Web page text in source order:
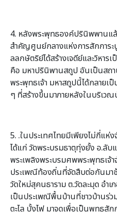
4. หลังพระพุทธองค์ปรินิพพานแล้
สำคัญศูนย์กลางแห่งการสักการ
ลลกษัตริย์ได้สร้างเจดีย์และวิหา
คือ มหาปรินิพานสถูป อันเป็นสถ
พระพุทธเจ้า มหาสถูปนี้ได้กลาย
ๆ ที่สร้างขึ้นมาภายหลังในบริเว
5. .ในประเทศไทยมีเพียงไม่กี่แห่
ได้แก่ วัดพระบรมธาตุทุ่งยั้ง อ.ลับ
พระเพลิงพระบรมศพพระพุทธเ
ประเพณีท้องถิ่นที่จัดสืบต่อกันมา
วัดใหม่สุคนธาราม ต.วัดละมุด อำ
เป็นประเพณีพื้นบ้านที่ชาวบ้านร่
ตะไล บั้งไฟ มาจุดเพื่อเป็นพุทธสั